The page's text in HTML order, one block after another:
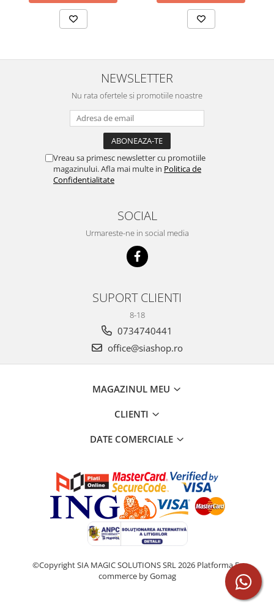
NEWSLETTER
Nu rata ofertele si promotiile noastre
Vreau sa primesc newsletter cu promotiile
magazinului. Afla mai multe in Politica de
Confidentialitate
SOCIAL
Urmareste-ne in social media
SUPORT CLIENTI
8-18
0734740441
office@siashop.ro
MAGAZINUL MEU
CLIENTI
DATE COMERCIALE
©Copyright SIA MAGIC SOLUTIONS SRL 2026 Platforma E-
commerce by Gomag